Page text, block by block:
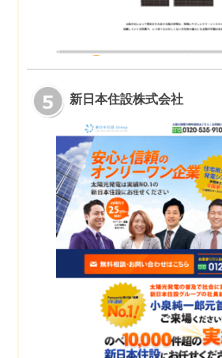
新日本住設株式会社